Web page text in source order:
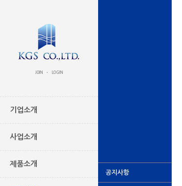
JOIN • LOGIN
기업소개
사업소개
제품소개
공지사항